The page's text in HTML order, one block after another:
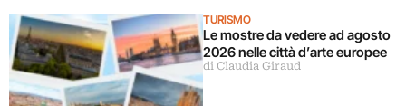
TURISMO
Le mostre da vedere ad agosto
2026 nelle città d’arte europee
di Claudia Giraud